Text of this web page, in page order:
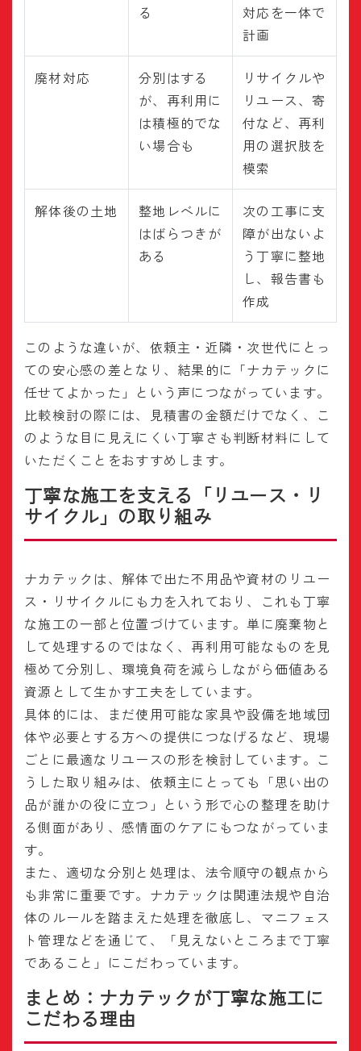
る
対応を一体で
計画
廃材対応
分別はする
が、再利用に
は積極的でな
い場合も
リサイクルや
リユース、寄
付など、再利
用の選択肢を
模索
解体後の土地
整地レベルに
はばらつきが
ある
次の工事に支
障が出ないよ
う丁寧に整地
し、報告書も
作成
このような違いが、依頼主・近隣・次世代にとっ
ての安心感の差となり、結果的に「ナカテックに
任せてよかった」という声につながっています。
比較検討の際には、見積書の金額だけでなく、こ
のような目に見えにくい丁寧さも判断材料にして
いただくことをおすすめします。
丁寧な施工を支える「リユース・リ
サイクル」の取り組み
ナカテックは、解体で出た不用品や資材のリユー
ス・リサイクルにも力を入れており、これも丁寧
な施工の一部と位置づけています。単に廃棄物と
して処理するのではなく、再利用可能なものを見
極めて分別し、環境負荷を減らしながら価値ある
資源として生かす工夫をしています。
具体的には、まだ使用可能な家具や設備を地域団
体や必要とする方への提供につなげるなど、現場
ごとに最適なリユースの形を検討しています。こ
うした取り組みは、依頼主にとっても「思い出の
品が誰かの役に立つ」という形で心の整理を助け
る側面があり、感情面のケアにもつながっていま
す。
また、適切な分別と処理は、法令順守の観点から
も非常に重要です。ナカテックは関連法規や自治
体のルールを踏まえた処理を徹底し、マニフェス
ト管理などを通じて、「見えないところまで丁寧
であること」にこだわっています。
まとめ：ナカテックが丁寧な施工に
こだわる理由